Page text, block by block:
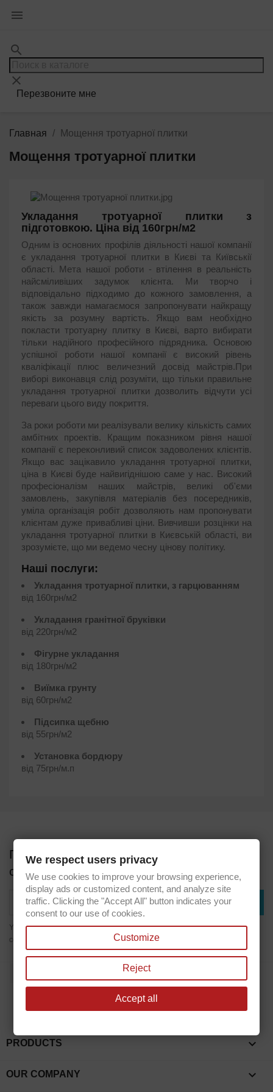

search
clear
Перезвоните мне
Главная Мощення тротуарної плитки
Мощення тротуарної плитки
Укладання тротуарної плитки з
підготовкою. Ціна від 160грн/м2
Одним із основних профілів діяльності нашої компанії
є укладання тротуарної плитки в Києві та Київськії
області. Мета нашої роботи - втілення в реальність
найсміливіших задумок клієнта. Ми творчо і
відповідально підходимо до кожного замовлення, а
також завжди намагаємося запропонувати найкращу
якість за розумну вартість. Якщо вам необхідно
покласти тротуарну плитку в Києві, варто вибирати
тільки надійного професійного підрядника. Основою
успішної роботи нашої компанії є високий рівень
кваліфікації плюс величезний досвід майстрів.При
виборі виконавця слід розуміти, що тільки правильне
укладання тротуарної плитки дозволить відчути усі
переваги цього виду покриття.
За роки роботи ми реалізували велику кількість самих
амбітних проектів. Кращим показником рівня нашої
компанії є переконливий список задоволених клієнтів.
Якщо вас зацікавило укладання тротуарної плитки,
ціна в Києві буде найвигіднішою саме у нас. Високий
професіоналізм наших майстрів, великі об'єми
замовлень, закупівля матеріалів без посередників,
уміла організація робіт дозволяють нам пропонувати
клієнтам дуже привабливі ціни. Вивчивши розцінки на
укладання тротуарної плитки в Києвській області, ви
зрозумієте, що ми ведемо чесну цінову політику.
Наші послуги:
Укладання тротуарної плитки, з гарцюванням
від 160грн/м2
Укладання гранітної бруківки
від 220грн/м2
Фігурне укладання
від 180грн/м2
Виїмка грунту
від 60грн/м2
Підсипка щебню
від 55грн/м2
Установка бордюру
від 75грн/м.п
Получите наши последние новости и
специальные предложения
You may unsubscribe at any moment. For that purpose, please find our
contact info in the legal notice.
PRODUCTS 
OUR COMPANY 
We respect users privacy
We use cookies to improve your browsing experience,
display ads or customized content, and analyze site
traffic. Clicking the "Accept All" button indicates your
consent to our use of cookies.
Customize
Reject
Accept all